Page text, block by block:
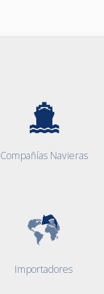
Compañías Navieras
Importadores